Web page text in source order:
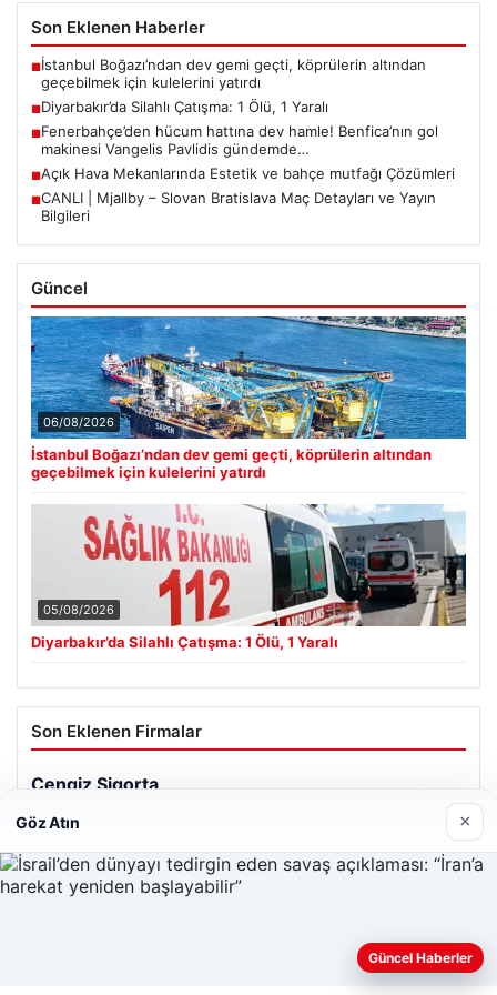
Son Eklenen Haberler
■İstanbul Boğazı’ndan dev gemi geçti, köprülerin altından
geçebilmek için kulelerini yatırdı
■Diyarbakır’da Silahlı Çatışma: 1 Ölü, 1 Yaralı
■Fenerbahçe’den hücum hattına dev hamle! Benfica’nın gol
makinesi Vangelis Pavlidis gündemde…
■Açık Hava Mekanlarında Estetik ve bahçe mutfağı Çözümleri
■CANLI | Mjallby – Slovan Bratislava Maç Detayları ve Yayın
Bilgileri
Güncel
06/08/2026
İstanbul Boğazı’ndan dev gemi geçti, köprülerin altından
geçebilmek için kulelerini yatırdı
05/08/2026
Diyarbakır’da Silahlı Çatışma: 1 Ölü, 1 Yaralı
Son Eklenen Firmalar
Web sitemizi nasıl kullandığınızı daha iyi anlayabilmek,
Göz Atın ×
Güncel Haberler